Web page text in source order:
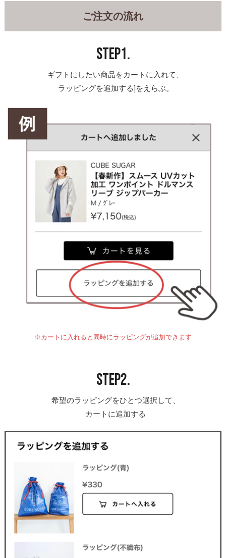
ご注文の流れ
STEP1.
ギフトにしたい商品をカートに入れて、
ラッピングを追加する]をえらぶ。
※カートに入れると同時にラッピングが追加できます
STEP2.
希望のラッピングをひとつ選択して、
カートに追加する